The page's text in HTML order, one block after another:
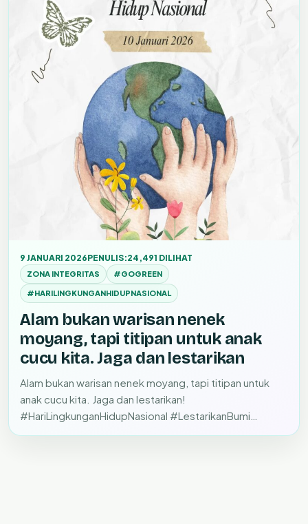
9 JANUARI 2026PENULIS:24,491 DILIHAT
ZONA INTEGRITAS #GOGREEN
#HARILINGKUNGANHIDUPNASIONAL
Alam bukan warisan nenek
moyang, tapi titipan untuk anak
cucu kita. Jaga dan lestarikan
Alam bukan warisan nenek moyang, tapi titipan untuk
anak cucu kita. Jaga dan lestarikan!
#HariLingkunganHidupNasional #LestarikanBumi
#IndonesiaHijau #GoGreen…